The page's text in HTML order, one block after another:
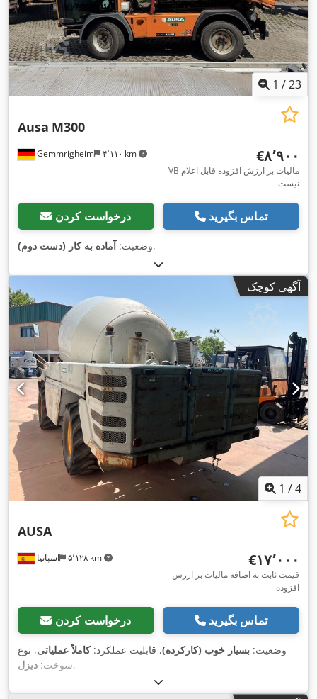
1 /23
Gemmrigheim ۴٬۱۱۰ km
Ausa M300
‎€۸٬۹۰۰
VB مالیات بر ارزش افزوده قابل اعلام
نیست
درخواست کردن تماس بگیرید
وضعیت:آماده به کار (دست دوم) ,
آگهی کوچک
1 /4
اسپانیا ۵٬۱۲۸ km
AUSA
‎€۱۷٬۰۰۰
قیمت ثابت به اضافه مالیات بر ارزش
افزوده
درخواست کردن تماس بگیرید
وضعیت: بسیار خوب (کارکرده), قابلیت عملکرد:کاملاً عملیاتی, نوع
سوخت: دیزل ,